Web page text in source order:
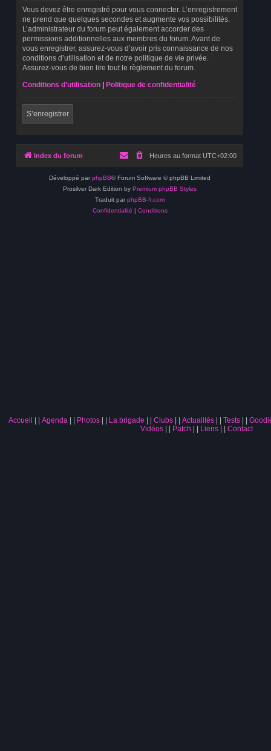
Vous devez être enregistré pour vous connecter. L’enregistrement
ne prend que quelques secondes et augmente vos possibilités.
L’administrateur du forum peut également accorder des
permissions additionnelles aux membres du forum. Avant de
vous enregistrer, assurez-vous d’avoir pris connaissance de nos
conditions d’utilisation et de notre politique de vie privée.
Assurez-vous de bien lire tout le règlement du forum.
Conditions d’utilisation | Politique de confidentialité
S’enregistrer
Index du forum Heures au format UTC+02:00
Développé par phpBB® Forum Software © phpBB Limited
Prosilver Dark Edition by Premium phpBB Styles
Traduit par phpBB-fr.com
Confidentialité | Conditions
Accueil | Agenda | Photos| La brigade | Clubs| Actualités| Tests|
Vidéos| Patch | Liens| Contact